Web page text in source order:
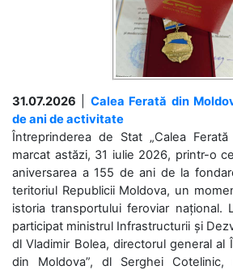
31.07.2026
Calea Ferată din
de ani de activitate
Întreprinderea de Stat „Calea
marcat astăzi, 31 iulie 2026, printr-o
aniversarea a 155 de ani de la
teritoriul Republicii Moldova, un
istoria transportului feroviar național.
participat ministrul Infrastructurii și
dl Vladimir Bolea, directorul general al
din Moldova”, dl Serghei Cotelinic,